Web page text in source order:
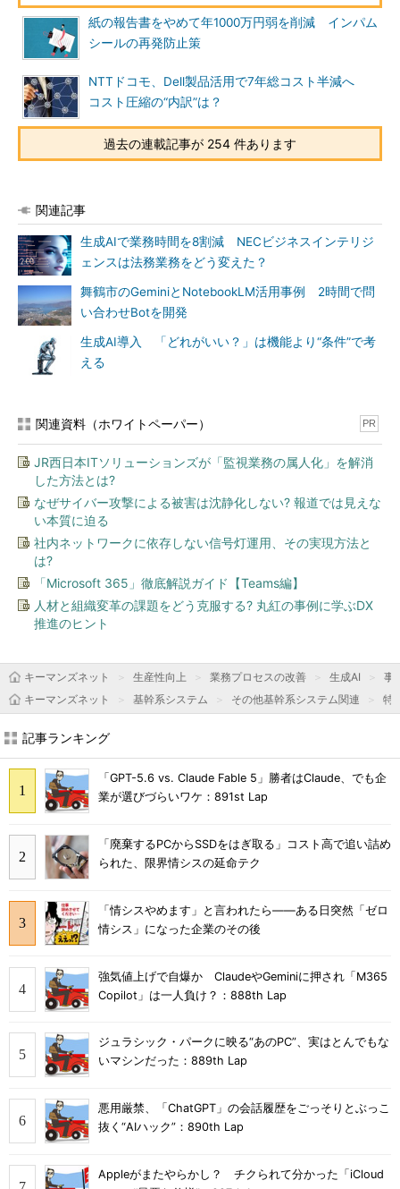
紙の報告書をやめて年1000万円弱を削減 インパム
シールの再発防止策
NTTドコモ、Dell製品活用で7年総コスト半減へ
コスト圧縮の“内訳”は？
過去の連載記事が 254 件あります
関連記事
生成AIで業務時間を8割減 NECビジネスインテリジ
ェンスは法務業務をどう変えた？
舞鶴市のGeminiとNotebookLM活用事例 2時間で問
い合わせBotを開発
生成AI導入 「どれがいい？」は機能より“条件”で考
える
関連資料（ホワイトペーパー） PR
JR西日本ITソリューションズが「監視業務の属人化」を解消
した方法とは?
なぜサイバー攻撃による被害は沈静化しない? 報道では見えな
い本質に迫る
社内ネットワークに依存しない信号灯運用、その実現方法と
は?
「Microsoft 365」徹底解説ガイド【Teams編】
人材と組織変革の課題をどう克服する? 丸紅の事例に学ぶDX
推進のヒント
キーマンズネット 生産性向上 業務プロセスの改善 生成AI
事
キーマンズネット
基幹系システム その他基幹系システム関連 特
記事ランキング
「GPT-5.6 vs. Claude Fable 5」勝者はClaude、でも企
業が選びづらいワケ：891st Lap
「廃棄するPCからSSDをはぎ取る」コスト高で追い詰め
られた、限界情シスの延命テク
「情シスやめます」と言われたら――ある日突然「ゼロ
情シス」になった企業のその後
強気値上げで自爆か ClaudeやGeminiに押され「M365
Copilot」は一人負け？：888th Lap
ジュラシック・パークに映る“あのPC”、実はとんでもな
いマシンだった：889th Lap
悪用厳禁、「ChatGPT」の会話履歴をごっそりとぶっこ
抜く“AIハック”：890th Lap
Appleがまたやらかし？ チクられて分かった「iCloud